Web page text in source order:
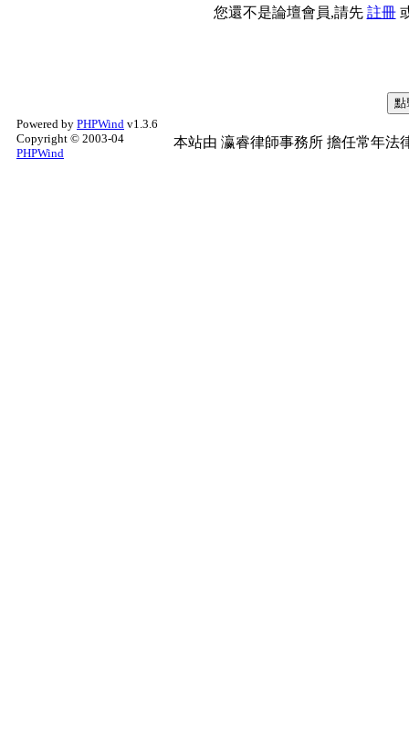
您還不是論壇會員,請先 註冊
Powered by PHPWind v1.3.6
Copyright © 2003-04
PHPWind
本站由 瀛睿律師事務所 擔任常年法